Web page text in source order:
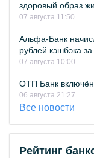
здоровый образ
07 августа 11:50
Альфа-Банк
рублей кэшбэка
07 августа 10:00
ОТП Банк
06 августа 21:27
Все новости
Рейтинг